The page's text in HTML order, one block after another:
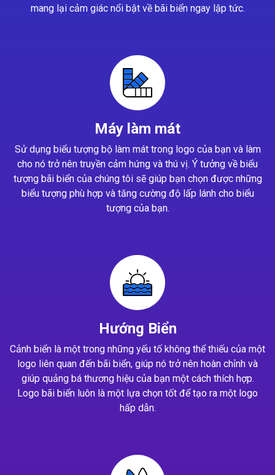
mang lại cảm giác nổi bật về bãi biển ngay lập tức.
Máy làm mát
Sử dụng biểu tượng bộ làm mát trong logo của bạn và làm
cho nó trở nên truyền cảm hứng và thú vị. Ý tưởng về biểu
tượng bãi biển của chúng tôi sẽ giúp bạn chọn được những
biểu tượng phù hợp và tăng cường độ lấp lánh cho biểu
tượng của bạn.
Hướng Biển
Cảnh biển là một trong những yếu tố không thể thiếu của một
logo liên quan đến bãi biển, giúp nó trở nên hoàn chỉnh và
giúp quảng bá thương hiệu của bạn một cách thích hợp.
Logo bãi biển luôn là một lựa chọn tốt để tạo ra một logo
hấp dẫn.